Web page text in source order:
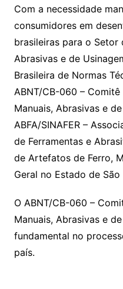
Com a necessidade
consumidores em
brasileiras para o Setor
Abrasivas e de
Brasileira de Normas
ABNT/CB-060 –
Manuais, Abrasivas e
ABFA/SINAFER –
de Ferramentas e
de Artefatos de Ferro,
Geral no Estado de São
O ABNT/CB-060 –
Manuais, Abrasivas e
fundamental no
país.